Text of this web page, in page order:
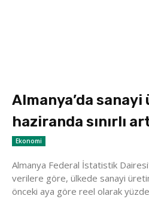
Almanya’da
haziranda sınırlı
Ekonomi
Almanya Federal İstatistik
verilere göre, ülkede sanayi
önceki aya göre reel olarak yüzde